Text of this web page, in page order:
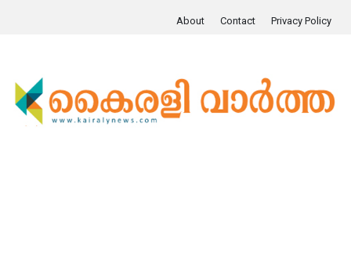
About Contact Privacy Policy